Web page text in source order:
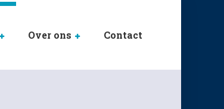
Over ons Contact